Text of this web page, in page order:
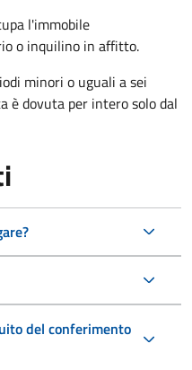
l'immobile
o inquilino in affitto.
minori o uguali a sei
è dovuta per intero solo dal
del conferimento